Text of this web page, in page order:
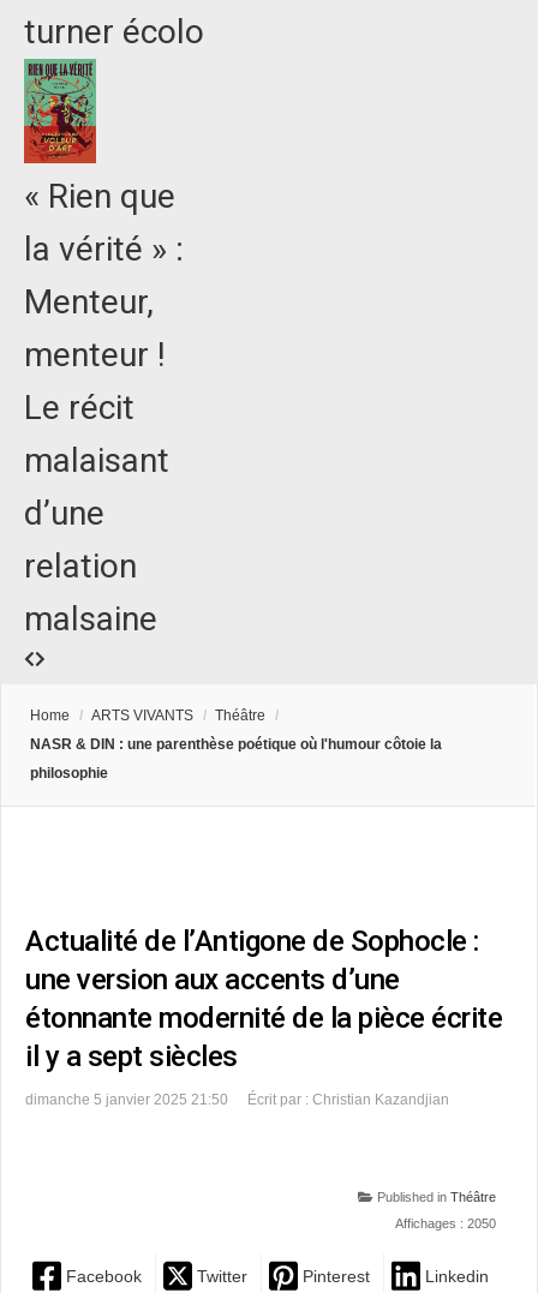
turner écolo
« Rien que
la vérité » :
Menteur,
menteur !
Le récit
malaisant
d’une
relation
malsaine
Home / ARTS VIVANTS / Théâtre
/
NASR & DIN : une parenthèse poétique où l'humour côtoie la
philosophie
Actualité de l’Antigone de Sophocle :
une version aux accents d’une
étonnante modernité de la pièce écrite
il y a sept siècles
dimanche 5 janvier 2025 21:50 Écrit par : Christian Kazandjian
Published in Théâtre
Affichages : 2050
Facebook Twitter Pinterest Linkedin